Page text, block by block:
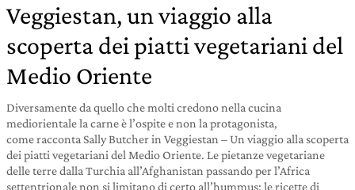
Veggiestan, un viaggio alla
scoperta dei piatti vegetariani del
Medio Oriente
Diversamente da quello che molti credono nella cucina
mediorientale la carne è l’ospite e non la protagonista,
come racconta Sally Butcher in Veggiestan – Un viaggio alla scoperta
dei piatti vegetariani del Medio Oriente. Le pietanze vegetariane
delle terre dalla Turchia all’Afghanistan passando per l’Africa
settentrionale non si limitano di certo all’hummus: le ricette di